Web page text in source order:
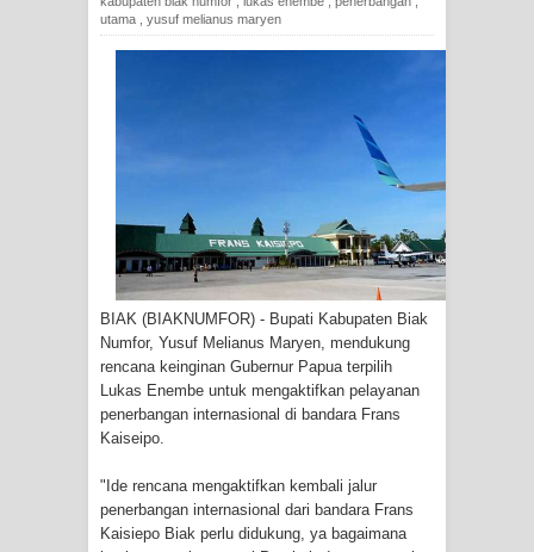
Tiga Personel Polresta Jayapura Kota
Mengapresiasi Antusiasme Warga
Saat Nonton Bareng Final Piala Dunia
2026 di Lapangan Karang PTC Entrop
Kebakaran Hanguskan Satu Rumah
di Kompleks Asrama Polisi Sorong
Profil Lengkap Papua Barat, Bumi
Profil Lengkap Provinsi Papua, Bumi
utama
yusuf melianus maryen
BIAK (BIAKNUMFOR) - Bupati Kabupaten Biak
Numfor, Yusuf Melianus Maryen, mendukung
rencana keinginan Gubernur Papua terpilih
Lukas Enembe untuk mengaktifkan pelayanan
penerbangan internasional di bandara Frans
Kaiseipo.
"Ide rencana mengaktifkan kembali jalur
penerbangan internasional dari bandara Frans
Kaisiepo Biak perlu didukung, ya bagaimana